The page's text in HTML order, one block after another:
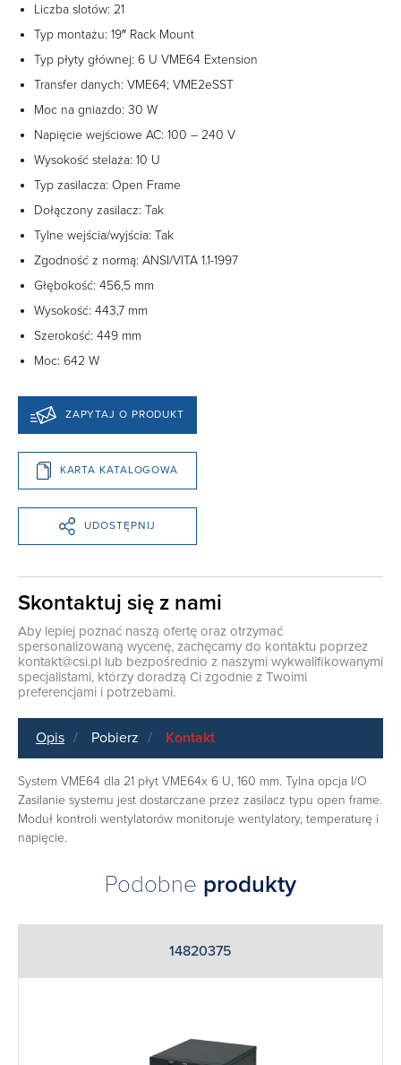
Liczba slotów: 21
Typ montażu: 19″ Rack Mount
Typ płyty głównej: 6 U VME64 Extension
Transfer danych: VME64; VME2eSST
Moc na gniazdo: 30 W
Napięcie wejściowe AC: 100 – 240 V
Wysokość stelaża: 10 U
Typ zasilacza: Open Frame
Dołączony zasilacz: Tak
Tylne wejścia/wyjścia: Tak
Zgodność z normą: ANSI/VITA 1.1-1997
Głębokość: 456,5 mm
Wysokość: 443,7 mm
Szerokość: 449 mm
Moc: 642 W
ZAPYTAJ O PRODUKT
KARTA KATALOGOWA
UDOSTĘPNIJ
Skontaktuj się z nami
Aby lepiej poznać naszą ofertę oraz otrzymać
spersonalizowaną wycenę, zachęcamy do kontaktu poprzez
kontakt@csi.pl lub bezpośrednio z naszymi wykwalifikowanymi
specjalistami, którzy doradzą Ci zgodnie z Twoimi
preferencjami i potrzebami.
Opis Pobierz Kontakt
System VME64 dla 21 płyt VME64x 6 U, 160 mm. Tylna opcja I/O
Zasilanie systemu jest dostarczane przez zasilacz typu open frame.
Moduł kontroli wentylatorów monitoruje wentylatory, temperaturę i
napięcie.
Podobne produkty
14820375